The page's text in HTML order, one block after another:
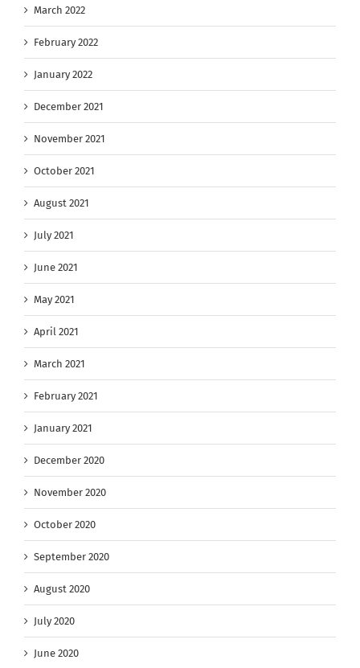
March 2022
February 2022
January 2022
December 2021
November 2021
October 2021
August 2021
July 2021
June 2021
May 2021
April 2021
March 2021
February 2021
January 2021
December 2020
November 2020
October 2020
September 2020
August 2020
July 2020
June 2020